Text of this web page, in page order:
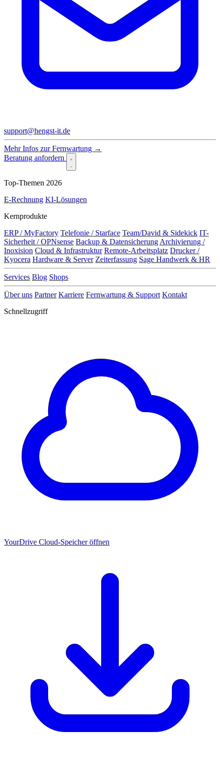
support@hengst-it.de
Mehr Infos zur Fernwartung →
Beratung anfordern
Top-Themen 2026
E-Rechnung KI-Lösungen
Kernprodukte
ERP / MyFactory Telefonie / Starface Team/David & Sidekick IT-
Sicherheit / OPNsense Backup & Datensicherung Archivierung /
Inoxision Cloud & Infrastruktur Remote-Arbeitsplatz Drucker /
Kyocera Hardware & Server Zeiterfassung Sage Handwerk & HR
Services Blog Shops
Über uns Partner Karriere Fernwartung & Support Kontakt
Schnellzugriff
YourDrive Cloud-Speicher öffnen